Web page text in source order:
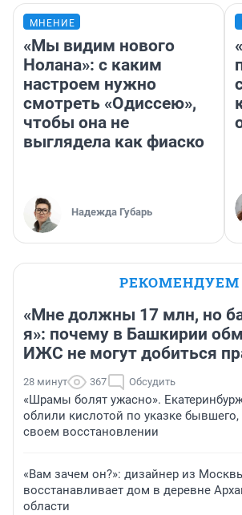
МНЕНИЕ
«Мы видим нового
Нолана»: с каким
настроем нужно
смотреть «Одиссею»,
чтобы она не
выглядела как фиаско
Надежда Губарь
РЕКОМЕНДУЕМ
«Мне должны 17 млн, но
я»: почему в Башкирии
ИЖС не могут добиться
28 минут 367 Обсудить
«Шрамы болят ужасно».
облили кислотой по указке бывшего,
своем восстановлении
«Вам зачем он?»: дизайнер из
восстанавливает дом в деревне
области